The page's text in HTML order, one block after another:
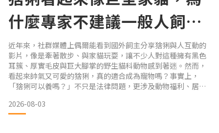
什麼專家不建議一般人飼
養？
近年來，社群媒體上偶爾能看到國外飼主分享猞猁與人互動的
影片，像是牽著散步、與家貓玩耍，讓不少人對這種擁有黑色
耳簇、厚實毛皮與巨大腳掌的野生貓科動物感到著迷。然而，
看起來帥氣又可愛的猞猁，真的適合成為寵物嗎？事實上，
「猞猁可以養嗎？」不只是法律問題，更涉及動物福利、居住
法改變牠與家貓截然不同的野生天性。猞猁可以養嗎？先了解
各地法律規定對多數國家而言，私人飼養猞猁都受到嚴格限
2026-08-03